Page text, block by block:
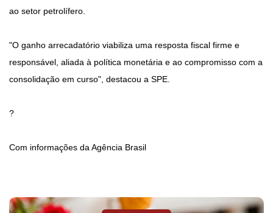
ao setor petrolífero.
"O ganho arrecadatório viabiliza uma resposta fiscal firme e
responsável, aliada à política monetária e ao compromisso com a
consolidação em curso", destacou a SPE.
?
Com informações da Agência Brasil